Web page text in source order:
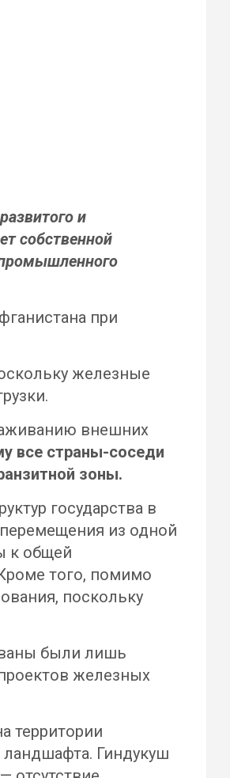
и
собственной
при
железные
внешних
все страны-соседи
зоны.
государства в
из одной
к общей
того, помимо
поскольку
были лишь
железных
территории
Гиндукуш